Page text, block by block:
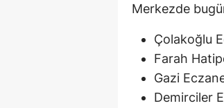
Merkezde
Çolakoğlu
Farah
Gazi
Demirciler